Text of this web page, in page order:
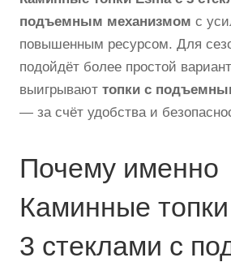
подъемным механизмом с
повышенным ресурсом. Для
подойдёт более простой
выигрывают топки с
— за счёт удобства и
Почему именно
Каминные
3 стеклами с